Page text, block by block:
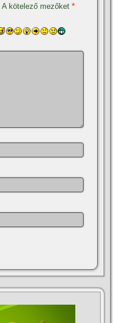
A kötelező mezőket*